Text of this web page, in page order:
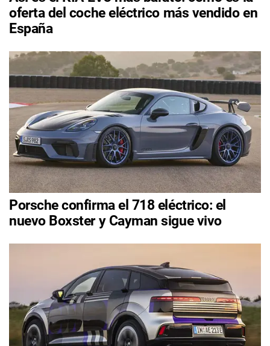
oferta del coche eléctrico más vendido en
España
Porsche confirma el 718 eléctrico: el
nuevo Boxster y Cayman sigue vivo